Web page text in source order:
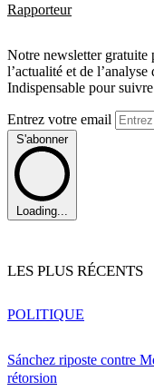
Rapporteur
Notre newsletter gratuite
l’actualité et de
Indispensable pour
Entrez votre email
S'abonner
Loading...
LES PLUS RÉCENTS
Sánchez riposte contre
rétorsion
POLITIQUE